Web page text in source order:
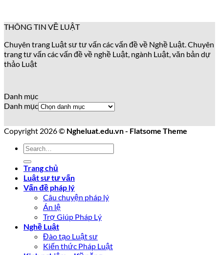
THÔNG TIN VỀ LUẬT
Chuyên trang Luật sư tư vấn các vấn đề về Nghề Luật. Chuyên
trang tư vấn các vấn đề về nghề Luật, ngành Luật, văn bản dự
thảo Luật
Danh mục
Danh mục
Copyright 2026 © Ngheluat.edu.vn - Flatsome Theme
Trang chủ
Luật sư tư vấn
Vấn đề pháp lý
Câu chuyện pháp lý
Án lệ
Trợ Giúp Pháp Lý
Nghề Luật
Đào tạo Luật sư
Kiến thức Pháp Luật